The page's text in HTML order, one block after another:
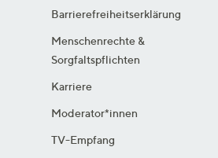
Barrierefreiheitserklärung
Menschenrechte &
Sorgfaltspflichten
Karriere
Moderator*innen
TV-Empfang